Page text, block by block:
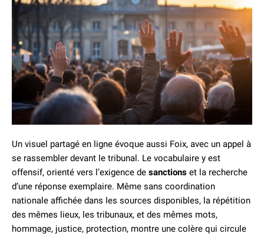
Un visuel partagé en ligne évoque aussi Foix, avec un appel à
se rassembler devant le tribunal. Le vocabulaire y est
offensif, orienté vers l’exigence de sanctions et la recherche
d’une réponse exemplaire. Même sans coordination
nationale affichée dans les sources disponibles, la répétition
des mêmes lieux, les tribunaux, et des mêmes mots,
hommage, justice, protection, montre une colère qui circule